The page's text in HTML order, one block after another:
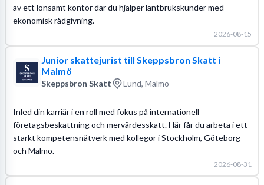
av ett lönsamt kontor där du hjälper lantbrukskunder med
ekonomisk rådgivning.
2026-08-15
Junior skattejurist till Skeppsbron Skatt i
Malmö
Skeppsbron Skatt Lund, Malmö
Inled din karriär i en roll med fokus på internationell
företagsbeskattning och mervärdesskatt. Här får du arbeta i ett
starkt kompetensnätverk med kollegor i Stockholm, Göteborg
och Malmö.
2026-08-31